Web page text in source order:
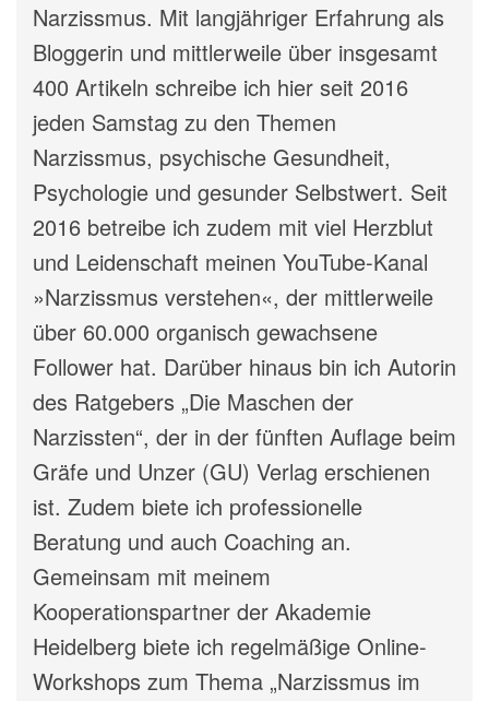
Narzissmus. Mit langjähriger Erfahrung als
Bloggerin und mittlerweile über insgesamt
400 Artikeln schreibe ich hier seit 2016
jeden Samstag zu den Themen
Narzissmus, psychische Gesundheit,
Psychologie und gesunder Selbstwert. Seit
2016 betreibe ich zudem mit viel Herzblut
und Leidenschaft meinen YouTube-Kanal
»Narzissmus verstehen«, der mittlerweile
über 60.000 organisch gewachsene
Follower hat. Darüber hinaus bin ich Autorin
des Ratgebers „Die Maschen der
Narzissten“, der in der fünften Auflage beim
Gräfe und Unzer (GU) Verlag erschienen
ist. Zudem biete ich professionelle
Beratung und auch Coaching an.
Gemeinsam mit meinem
Kooperationspartner der Akademie
Heidelberg biete ich regelmäßige Online-
Workshops zum Thema „Narzissmus im